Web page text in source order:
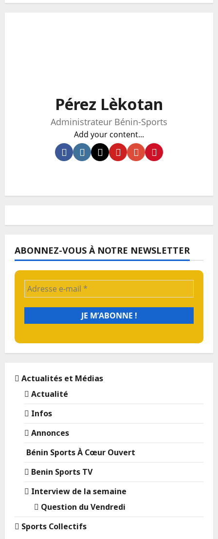
Pérez Lèkotan
Administrateur Bénin-Sports
Add your content...
ABONNEZ-VOUS À NOTRE NEWSLETTER
Actualités et Médias
Actualité
Infos
Annonces
Bénin Sports À Cœur Ouvert
Benin Sports TV
Interview de la semaine
Question du Vendredi
Sports Collectifs